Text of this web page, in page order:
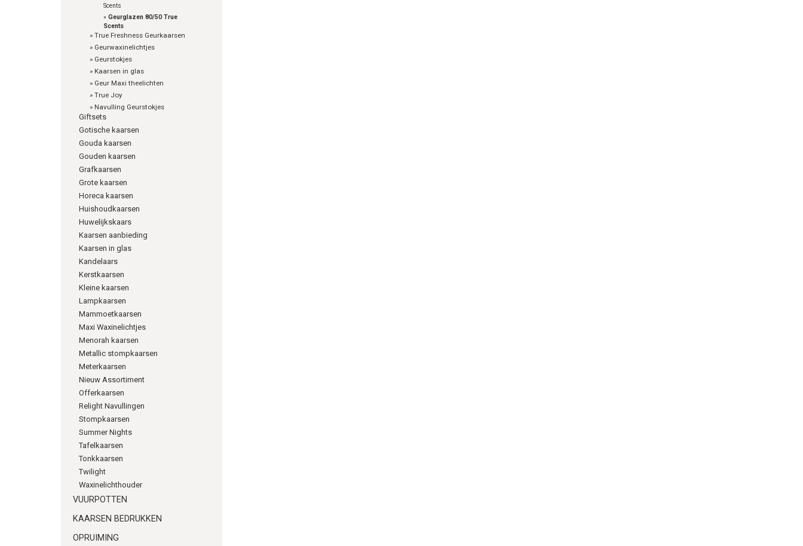
Scents
» Geurglazen 80/50 True
Scents
» True Freshness Geurkaarsen
» Geurwaxinelichtjes
» Geurstokjes
» Kaarsen in glas
» Geur Maxi theelichten
» True Joy
» Navulling Geurstokjes
Giftsets
Gotische kaarsen
Gouda kaarsen
Gouden kaarsen
Grafkaarsen
Grote kaarsen
Horeca kaarsen
Huishoudkaarsen
Huwelijkskaars
Kaarsen aanbieding
Kaarsen in glas
Kandelaars
Kerstkaarsen
Kleine kaarsen
Lampkaarsen
Mammoetkaarsen
Maxi Waxinelichtjes
Menorah kaarsen
Metallic stompkaarsen
Meterkaarsen
Nieuw Assortiment
Offerkaarsen
Relight Navullingen
Stompkaarsen
Summer Nights
Tafelkaarsen
Tonkkaarsen
Twilight
Waxinelichthouder
VUURPOTTEN
KAARSEN BEDRUKKEN
OPRUIMING